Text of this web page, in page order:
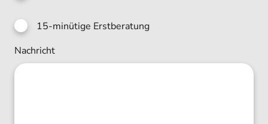
15-minütige Erstberatung
Nachricht